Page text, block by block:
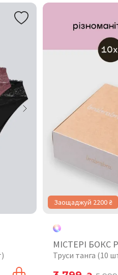
Заощаджуй 2200 ₴
МІСТЕРІ БОКС
Труси танга (10